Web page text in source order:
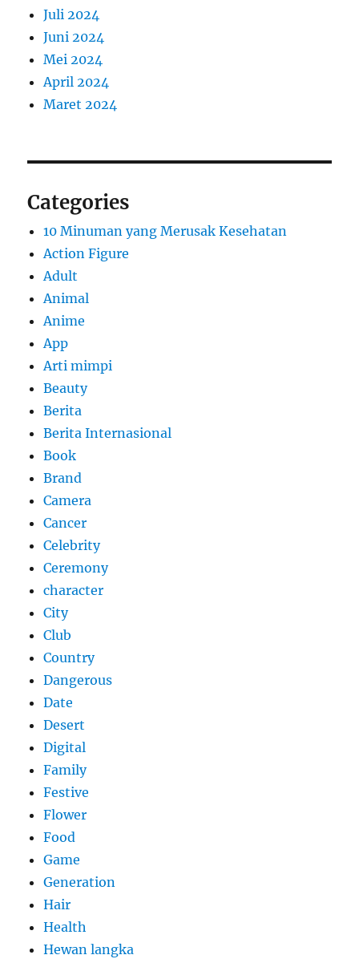
Juli 2024
Juni 2024
Mei 2024
April 2024
Maret 2024
Categories
10 Minuman yang Merusak Kesehatan
Action Figure
Adult
Animal
Anime
App
Arti mimpi
Beauty
Berita
Berita Internasional
Book
Brand
Camera
Cancer
Celebrity
Ceremony
character
City
Club
Country
Dangerous
Date
Desert
Digital
Family
Festive
Flower
Food
Game
Generation
Hair
Health
Hewan langka